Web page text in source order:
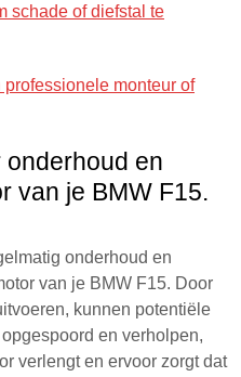
schade of diefstal te
monteur of
en
van je BMW F15.
onderhoud en
van je BMW F15. Door
kunnen potentiële
en verholpen,
verlengt en ervoor zorgt dat